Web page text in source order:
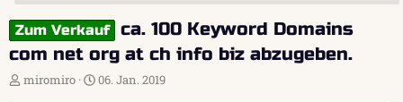
Zum Verkauf
ca. 100 Keyword Domains
com net org at ch info biz abzugeben.
E
miromiro
E
06. Jan. 2019